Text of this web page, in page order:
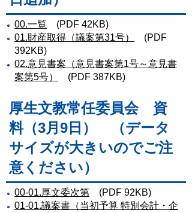
00.一覧 (PDF 42KB)
01.財産取得（議案第31号）
(PDF
392KB)
02.意見書案（意見書案第1号～意見書
案第5号）
(PDF 387KB)
厚生文教常任委員会 資
料（3月9日） （データ
サイズが大きいのでご注
意ください）
00-01.厚文委次第 (PDF 92KB)
01-01.議案書（当初予算 特別会計・企